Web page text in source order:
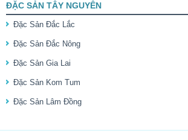
ĐẶC SẢN TÂY NGUYÊN
Đặc Sản Đắc Lắc
Đặc Sản Đắc Nông
Đặc Sản Gia Lai
Đặc Sản Kom Tum
Đặc Sản Lâm Đồng